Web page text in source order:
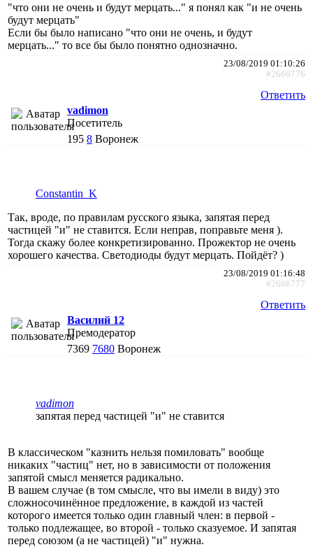
"что они не очень и будут мерцать..." я понял как "и не очень
будут мерцать"
Если бы было написано "что они не очень, и будут
мерцать..." то все бы было понятно однозначно.
23/08/2019 01:10:26
#2666776
Ответить
vadimon
Посетитель
195 8 Воронеж
Constantin_K
Так, вроде, по правилам русского языка, запятая перед
частицей "и" не ставится. Если неправ, поправьте меня ).
Тогда скажу более конкретизированно. Прожектор не очень
хорошего качества. Светодиоды будут мерцать. Пойдёт? )
23/08/2019 01:16:48
#2666777
Ответить
Василий 12
Премодератор
7369 7680 Воронеж
vadimon
запятая перед частицей "и" не ставится
В классическом "казнить нельзя помиловать" вообще
никаких "частиц" нет, но в зависимости от положения
запятой смысл меняется радикально.
В вашем случае (в том смысле, что вы имели в виду) это
сложносочинённое предложение, в каждой из частей
которого имеется только один главный член: в первой -
только подлежащее, во второй - только сказуемое. И запятая
перед союзом (а не частицей) "и" нужна.